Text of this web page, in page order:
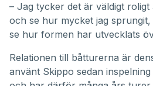
– Jag tycker det är väldigt
och se hur mycket jag
se hur formen har utvecklats
Relationen till båtturerna är
använt Skippo sedan